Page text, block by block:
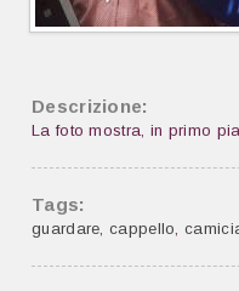
Descrizione:
La foto mostra, in primo
Tags:
guardare,cappello,